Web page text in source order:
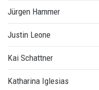
Jürgen Hammer
Justin Leone
Kai Schattner
Katharina Iglesias